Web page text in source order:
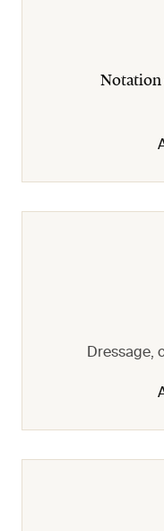
Notation
Dressage,